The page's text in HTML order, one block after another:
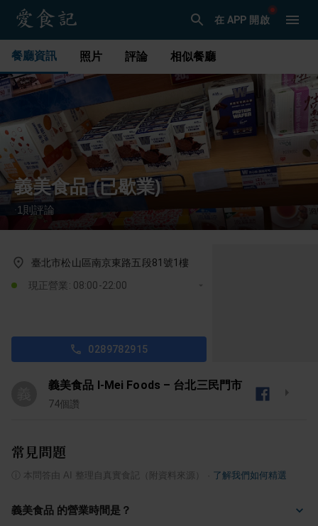
在 APP 開啟
餐廳資訊 照片 評論 相似餐廳
義美食品 (已歇業)
·1 則評論
臺北市松山區南京東路五段81號1樓
現正營業: 08:00-22:00
0289782915
義美食品 I-Mei Foods – 台北三民門市
74個讚
常見問題
本問答由 AI 整理自真實食記（附資料來源） 了解我們如何精選
義美食品 的營業時間是？